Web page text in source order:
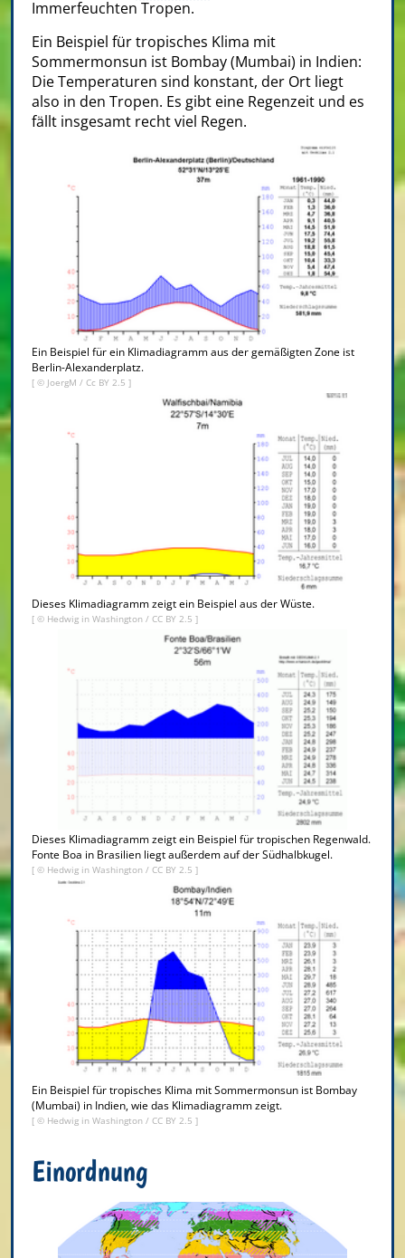
Immerfeuchten Tropen.
Ein Beispiel für tropisches Klima mit
Sommermonsun ist Bombay (Mumbai) in Indien:
Die Temperaturen sind konstant, der Ort liegt
also in den Tropen. Es gibt eine Regenzeit und es
fällt insgesamt recht viel Regen.
Ein Beispiel für ein Klimadiagramm aus der gemäßigten Zone ist
Berlin-Alexanderplatz.
[ © JoergM / Cc BY 2.5 ]
Dieses Klimadiagramm zeigt ein Beispiel aus der Wüste.
[ © Hedwig in Washington / CC BY 2.5 ]
Dieses Klimadiagramm zeigt ein Beispiel für tropischen Regenwald.
Fonte Boa in Brasilien liegt außerdem auf der Südhalbkugel.
[ © Hedwig in Washington / CC BY 2.5 ]
Ein Beispiel für tropisches Klima mit Sommermonsun ist Bombay
(Mumbai) in Indien, wie das Klimadiagramm zeigt.
[ © Hedwig in Washington / CC BY 2.5 ]
Einordnung